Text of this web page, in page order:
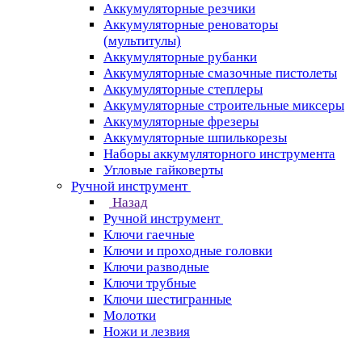
Аккумуляторные резчики
Аккумуляторные реноваторы
(мультитулы)
Аккумуляторные рубанки
Аккумуляторные смазочные пистолеты
Аккумуляторные степлеры
Аккумуляторные строительные миксеры
Аккумуляторные фрезеры
Аккумуляторные шпилькорезы
Наборы аккумуляторного инструмента
Угловые гайковерты
Ручной инструмент
Назад
Ручной инструмент
Ключи гаечные
Ключи и проходные головки
Ключи разводные
Ключи трубные
Ключи шестигранные
Молотки
Ножи и лезвия